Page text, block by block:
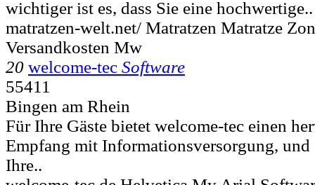
wichtiger ist es, dass Sie eine hochwertige..
matratzen-welt.net/ Matratzen Matratze
Versandkosten Mw
20 welcome-tec Software
55411
Bingen am Rhein
Für Ihre Gäste bietet welcome-tec einen
Empfang mit Informationsversorgung, und
Ihre..